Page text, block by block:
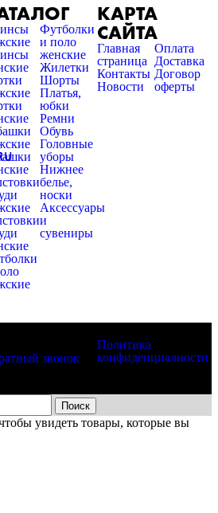
Футболки
и поло
женские
Жилетки
Шорты
Платья,
юбки
Ремни
Обувь
Головные
уборы
Нижнее
белье,
носки
Аксессуары
и
сувениры
КАРТА
САЙТА
Главная
страница
Контакты
Новости
Оплата
Доставка
Договор
оферты
звонок
Политика
конфиденциалности
Поиск
увидеть товары, которые вы